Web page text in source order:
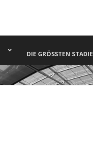
DIE GRÖSSTEN STADIEN